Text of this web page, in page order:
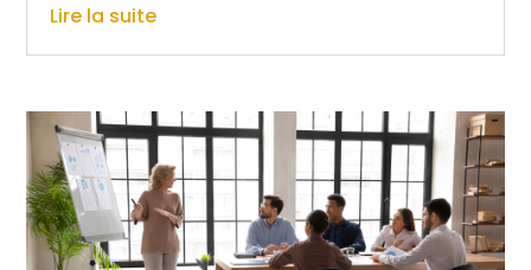
Lire la suite